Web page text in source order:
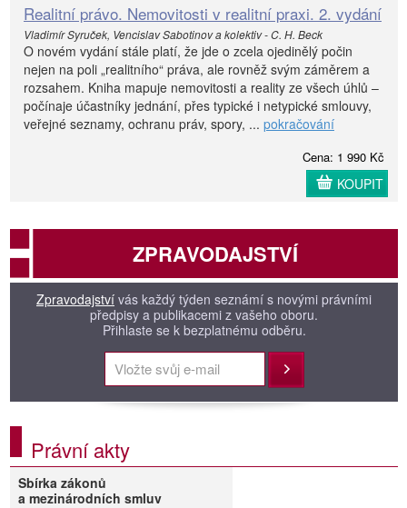
Realitní právo. Nemovitosti v realitní praxi. 2. vydání
Vladimír Syruček, Vencislav Sabotinov a kolektiv - C. H. Beck
O novém vydání stále platí, že jde o zcela ojedinělý počin
nejen na poli „realitního“ práva, ale rovněž svým záměrem a
rozsahem. Kniha mapuje nemovitosti a reality ze všech úhlů –
počínaje účastníky jednání, přes typické i netypické smlouvy,
veřejné seznamy, ochranu práv, spory, ... pokračování
Cena: 1 990 Kč
KOUPIT
ZPRAVODAJSTVÍ
Zpravodajství vás každý týden seznámí s novými právními
předpisy a publikacemi z vašeho oboru.
Přihlaste se k bezplatnému odběru.
Přihlásit
Právní akty
Sbírka zákonů
a mezinárodních smluv